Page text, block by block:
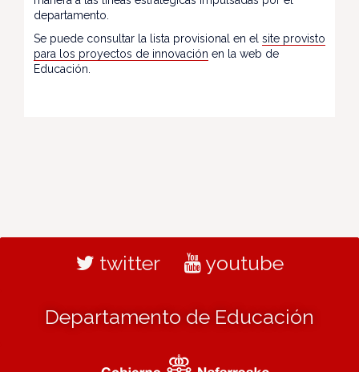
departamento.
Se puede consultar la lista provisional en el site provisto
para los proyectos de innovación en la web de
Educación.
twitter youtube
Departamento de Educación